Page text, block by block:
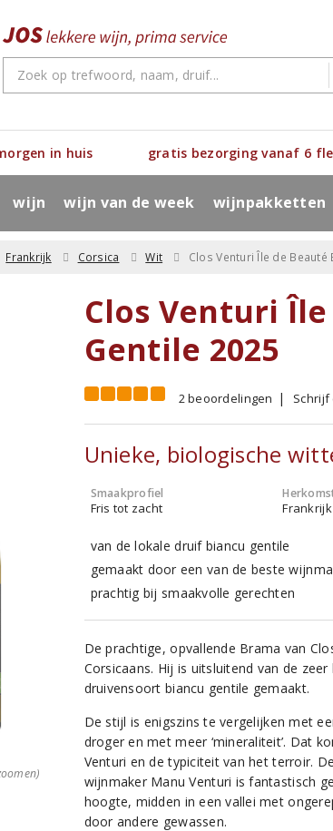
in huis gratis bezorging vanaf 6
wijn wijn van de week wijnpakketten
Frankrijk Corsica Wit Clos Venturi Île de Beauté
Clos Venturi
Gentile 2025
2 beoordelingen
Unieke, biologische
Smaakprofiel
Fris tot zacht
van de lokale druif biancu gentile
gemaakt door een van de beste
prachtig bij smaakvolle gerechten
De prachtige, opvallende Brama van
Corsicaans. Hij is uitsluitend van de
druivensoort biancu gentile gemaakt.
De stijl is enigszins te vergelijken met
droger en met meer ‘mineraliteit’. Dat
Venturi en de typiciteit van het terroir.
wijnmaker Manu Venturi is fantastisch
hoogte, midden in een vallei met
door andere gewassen.